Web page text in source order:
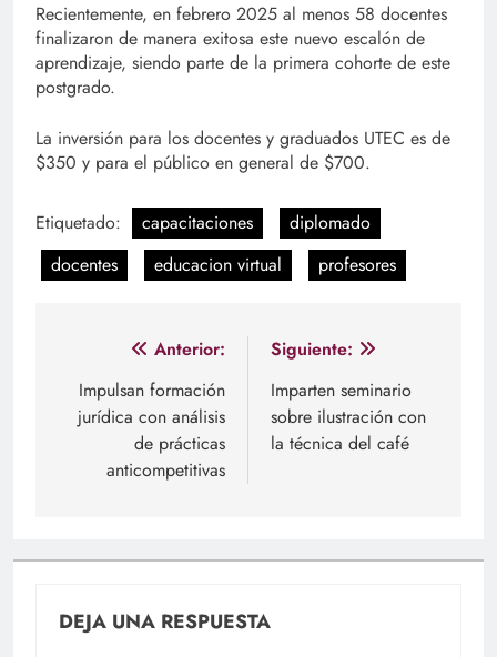
Recientemente, en febrero 2025 al menos 58 docentes
finalizaron de manera exitosa este nuevo escalón de
aprendizaje, siendo parte de la primera cohorte de este
postgrado.
La inversión para los docentes y graduados UTEC es de
$350 y para el público en general de $700.
Etiquetado: capacitaciones
diplomado
docentes
educacion virtual profesores
Navegación
de
entradas
Anterior:
Impulsan formación
jurídica con análisis
de prácticas
anticompetitivas
Siguiente:
Imparten seminario
sobre ilustración con
la técnica del café
DEJA UNA RESPUESTA